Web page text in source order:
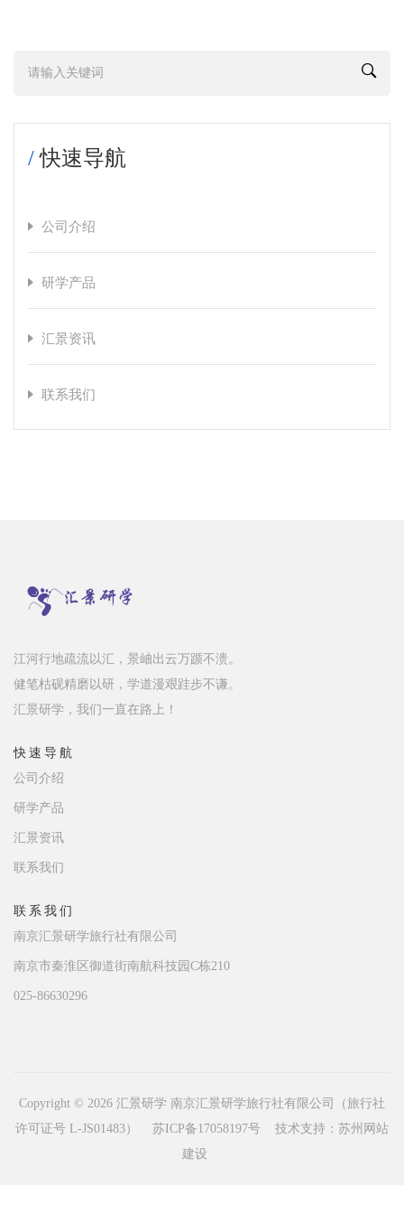
/快速导航
公司介绍
研学产品
汇景资讯
联系我们
江河行地疏流以汇，景岫出云万踬不溃。
健笔枯砚精磨以研，学道漫艰跬步不谦。
汇景研学，我们一直在路上！
快速导航
公司介绍
研学产品
汇景资讯
联系我们
联系我们
南京汇景研学旅行社有限公司
南京市秦淮区御道街南航科技园C栋210
025-86630296
Copyright © 2026 汇景研学 南京汇景研学旅行社有限公司（旅行社
许可证号 L-JS01483） 苏ICP备17058197号 技术支持： 苏州网站
建设